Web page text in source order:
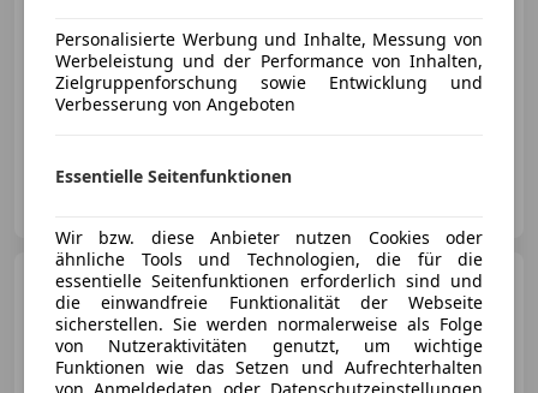
4 200 km
Schwarz Automobile e.U.
Porsche 911 911 Turbo
Personalisierte Werbung und Inhalte, Messung von
Werbeleistung und der Performance von Inhalten,
Zielgruppenforschung sowie Entwicklung und
Verbesserung von Angeboten
Essentielle Seitenfunktionen
Wir bzw. diese Anbieter nutzen Cookies oder
ähnliche Tools und Technologien, die für die
essentielle Seitenfunktionen erforderlich sind und
die einwandfreie Funktionalität der Webseite
sicherstellen. Sie werden normalerweise als Folge
von Nutzeraktivitäten genutzt, um wichtige
Funktionen wie das Setzen und Aufrechterhalten